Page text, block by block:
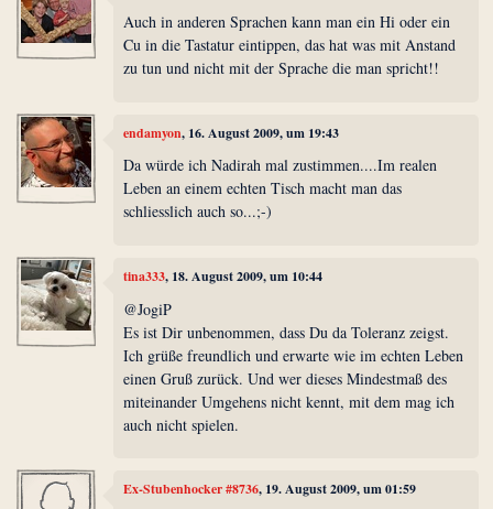
Auch in anderen Sprachen kann man ein Hi oder ein
Cu in die Tastatur eintippen, das hat was mit Anstand
zu tun und nicht mit der Sprache die man spricht!!
endamyon, 16. August 2009, um 19:43
Da würde ich Nadirah mal zustimmen....Im realen
Leben an einem echten Tisch macht man das
schliesslich auch so...;-)
tina333, 18. August 2009, um 10:44
@JogiP
Es ist Dir unbenommen, dass Du da Toleranz zeigst.
Ich grüße freundlich und erwarte wie im echten Leben
einen Gruß zurück. Und wer dieses Mindestmaß des
miteinander Umgehens nicht kennt, mit dem mag ich
auch nicht spielen.
Ex-Stubenhocker #8736, 19. August 2009, um 01:59